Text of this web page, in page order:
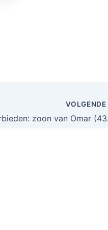
VOLGENDE